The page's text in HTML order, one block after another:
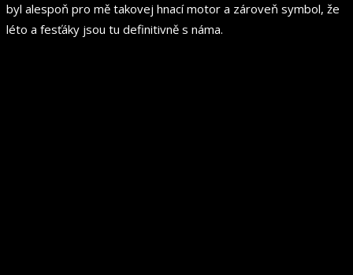
byl alespoň pro mě takovej hnací motor a zároveň symbol, že
léto a fesťáky jsou tu definitivně s náma.